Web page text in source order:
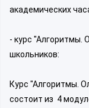
академических
- курс "Алгоритмы.
школьников:
Курс "Алгоритмы.
состоит из 4